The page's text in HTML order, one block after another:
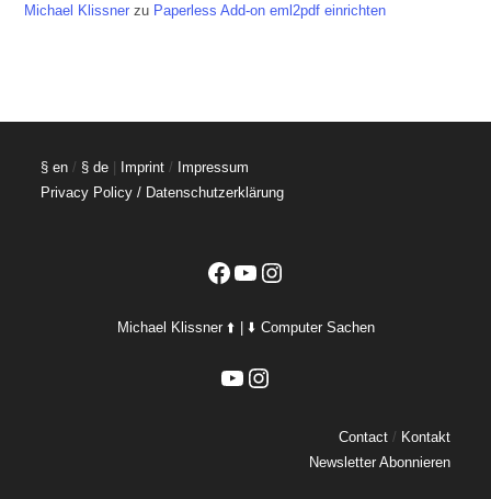
Michael Klissner zu Paperless Add-on eml2pdf einrichten
§ en / § de Imprint / Impressum
Privacy Policy / Datenschutzerklärung
Facebook
YouTubeInstagram
Michael Klissner ⬆️ | ⬇️ Computer Sachen
YouTubeInstagram
Contact/ Kontakt
Newsletter Abonnieren